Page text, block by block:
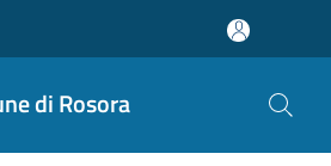
di Rosora